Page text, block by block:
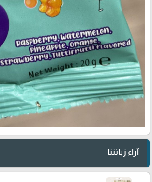
آراء زبائننا